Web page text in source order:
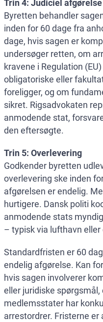
Trin 4: Judiciel
Byretten behandler
inden for 60 dage fra
dage, hvis sagen er
undersøger retten, om
kravene i Regulation
obligatoriske eller
foreligger, og om
sikret. Rigsadvokaten
anmodende stat,
den eftersøgte.
Trin 5: Overlevering
Godkender byretten
overlevering ske inden
afgørelsen er endelig.
hurtigere. Dansk politi
anmodende stats
– typisk via lufthavn
Standardfristen er 60
endelig afgørelse. Kan
hvis sagen involverer
eller juridiske spørgsmål,
medlemsstater har
arrestordrer. Fristerne er